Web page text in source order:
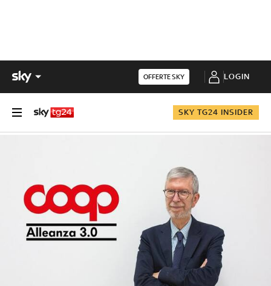
OFFERTE SKY LOGIN
SKY TG24 INSIDER